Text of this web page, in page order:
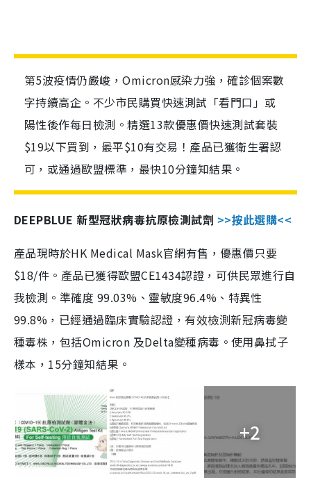
第5波疫情仍嚴峻，Omicron感染力強，確診個案數
字持續高企。不少市民購買快速測試「看門口」或
陽性後作每日檢測。精選13款優惠價快速測試套裝
$19以下買到，最平$10有交易！產品已獲衛生署認
可，或通過歐盟標準，最快10分鐘知結果。
DEEPBLUE 新型冠狀病毒抗原檢測試劑 >>按此選購<<
產品現時於HK Medical Mask官網有售，優惠價只要
$18/件。產品已獲得歐盟CE1434認證，可供民眾進行自
我檢測。準確度 99.03%、靈敏度96.4%、特異性
99.8%，已經通過臨床實驗認證，有效檢測新冠病毒變
種毒株，包括Omicron 及Delta變種病毒。使用鼻拭子
樣本，15分鐘知結果。
+2